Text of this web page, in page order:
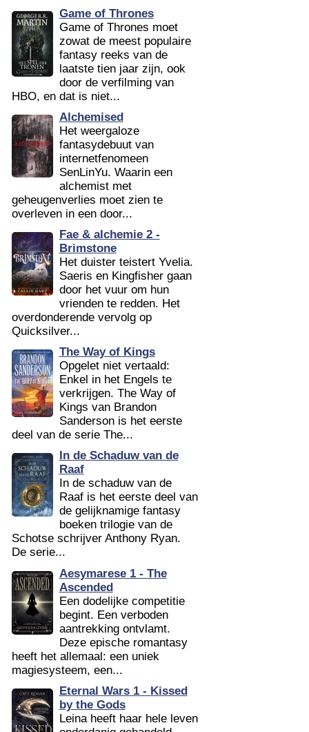
Game of Thrones
Game of Thrones moet
zowat de meest populaire
fantasy reeks van de
laatste tien jaar zijn, ook
door de verfilming van
HBO, en dat is niet...
Alchemised
Het weergaloze
fantasydebuut van
internetfenomeen
SenLinYu. Waarin een
alchemist met
geheugenverlies moet zien te
overleven in een door...
Fae & alchemie 2 -
Brimstone
Het duister teistert Yvelia.
Saeris en Kingfisher gaan
door het vuur om hun
vrienden te redden. Het
overdonderende vervolg op
Quicksilver...
The Way of Kings
Opgelet niet vertaald:
Enkel in het Engels te
verkrijgen. The Way of
Kings van Brandon
Sanderson is het eerste
deel van de serie The...
In de Schaduw van de
Raaf
In de schaduw van de
Raaf is het eerste deel van
de gelijknamige fantasy
boeken trilogie van de
Schotse schrijver Anthony Ryan.
De serie...
Aesymarese 1 - The
Ascended
Een dodelijke competitie
begint. Een verboden
aantrekking ontvlamt.
Deze epische romantasy
heeft het allemaal: een uniek
magiesysteem, een...
Eternal Wars 1 - Kissed
by the Gods
Leina heeft haar hele leven